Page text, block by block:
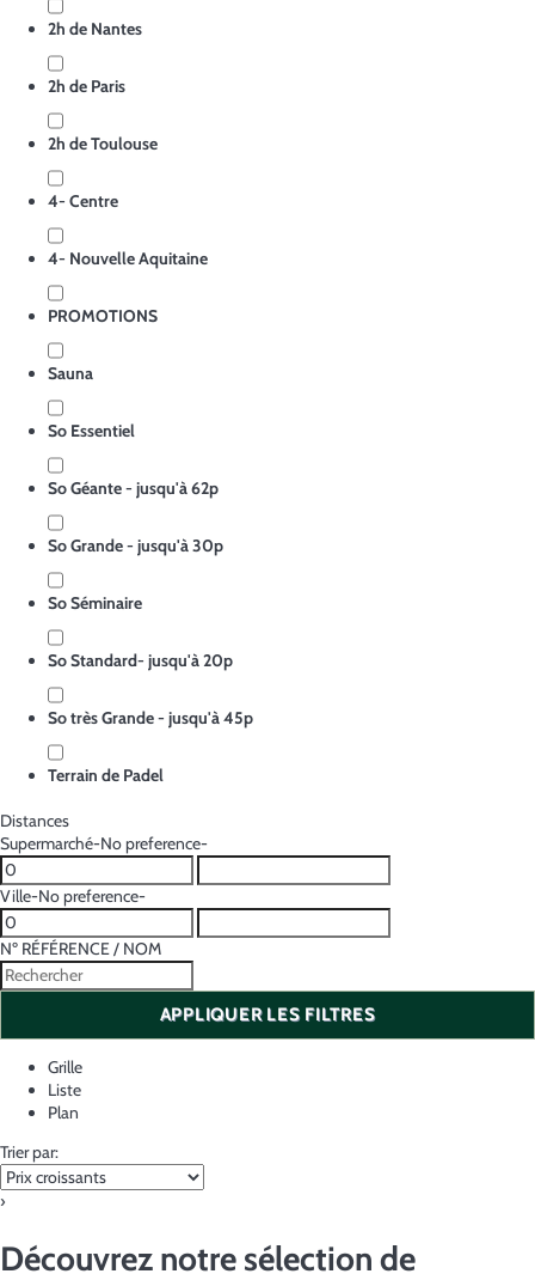
2h de Nantes
2h de Paris
2h de Toulouse
4- Centre
4- Nouvelle Aquitaine
PROMOTIONS
Sauna
So Essentiel
So Géante - jusqu'à 62p
So Grande - jusqu'à 30p
So Séminaire
So Standard- jusqu'à 20p
So très Grande - jusqu'à 45p
Terrain de Padel
Distances
Supermarché-No preference-
Ville-No preference-
Nº RÉFÉRENCE / NOM
APPLIQUER LES FILTRES
Grille
Liste
Plan
Trier par:
›
Découvrez notre sélection de